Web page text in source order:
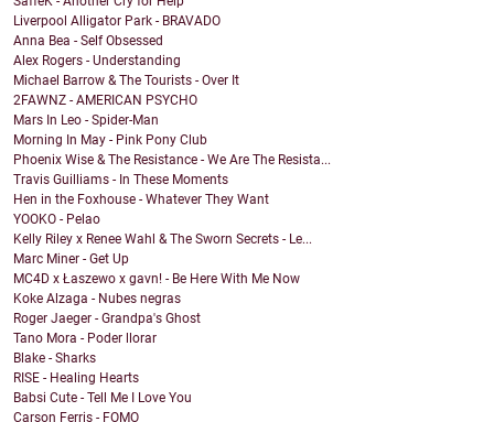
Liverpool Alligator Park - BRAVADO
Anna Bea - Self Obsessed
Alex Rogers - Understanding
Michael Barrow & The Tourists - Over It
2FAWNZ - AMERICAN PSYCHO
Mars In Leo - Spider-Man
Morning In May - Pink Pony Club
Phoenix Wise & The Resistance - We Are The Resista...
Travis Guilliams - In These Moments
Hen in the Foxhouse - Whatever They Want
YOOKO - Pelao
Kelly Riley x Renee Wahl & The Sworn Secrets - Le...
Marc Miner - Get Up
MC4D x Łaszewo x gavn! - Be Here With Me Now
Koke Alzaga - Nubes negras
Roger Jaeger - Grandpa's Ghost
Tano Mora - Poder llorar
Blake - Sharks
RISE - Healing Hearts
Babsi Cute - Tell Me I Love You
Carson Ferris - FOMO